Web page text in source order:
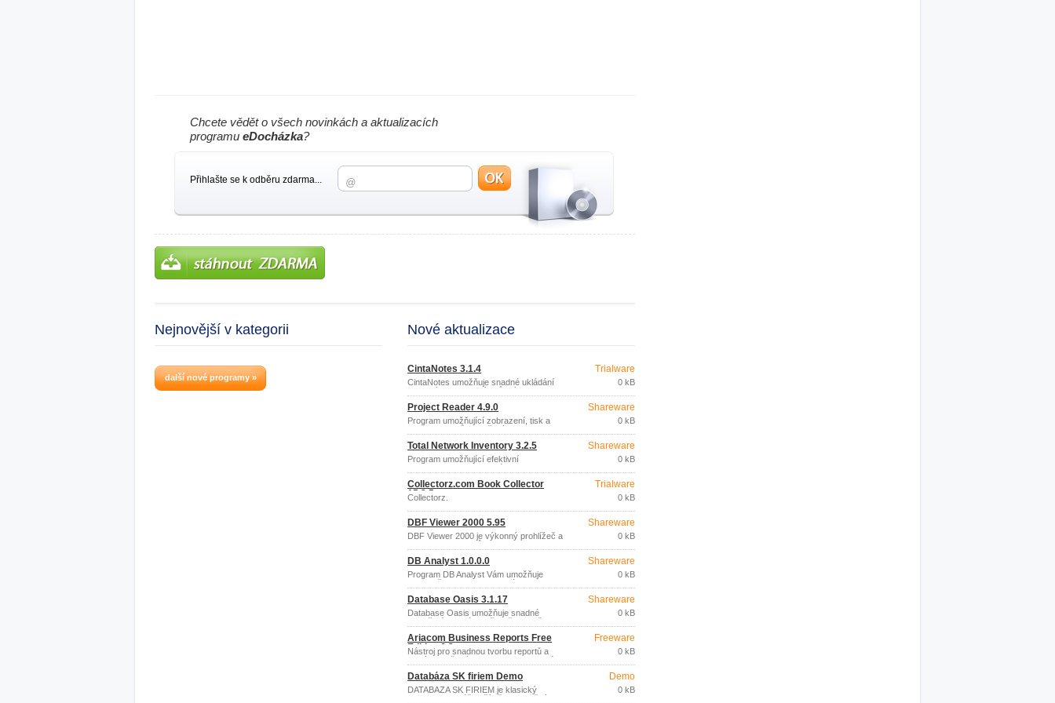
Chcete vědět o všech novinkách a aktualizacích
programu eDocházka?
Přihlašte se k odběru zdarma...
Nejnovější v kategorii
další nové programy »
Nové aktualizace
CintaNotes 3.1.4
CintaNotes umožňuje snadné ukládání
vybraných informací z různých
dokumentů a webových stránek.
Trialware
0 kB
Project Reader 4.9.0
Program umožňující zobrazení, tisk a
export projektů vytvořených v aplikaci
Microsoft Project a uložených ve formátu
MPP, MPT, XML nebo databáze (Access,
SQL Server, Oracle), bez potřeby
instalace MS Project.
Shareware
0 kB
Total Network Inventory 3.2.5
Program umožňující efektivní
inventarizaci hardwarového a
softwarového vybavení počítačů v
sítích.
Shareware
0 kB
Collectorz.com Book Collector
15.3.5
Collectorz.
Trialware
0 kB
DBF Viewer 2000 5.95
DBF Viewer 2000 je výkonný prohlížeč a
editor DBF souborů (Clipper, dBase,
FoxBase, Foxpro, Visual Foxpro, Visual
DBase, VO, DB2K, atd.
Shareware
0 kB
DB Analyst 1.0.0.0
Program DB Analyst Vám umožňuje
jednoduše navrhnout databázi a
analyzovat data, podle Vašich představ,
bez nutnosti znalosti programovacího
jazyka.
Shareware
0 kB
Database Oasis 3.1.17
Database Oasis umožňuje snadné
vytvoření databáze, přesně dle vašich
potřeb, pro přehledné ukládání všech
osobních i firemních informací na jednom
místě v počítači.
Shareware
0 kB
Ariacom Business Reports Free
Edition 6.2a
Nástroj pro snadnou tvorbu reportů a
analýz založených na datech libovolné
SQL relační databáze.
Freeware
0 kB
Databáza SK firiem Demo
DATABÁZA SK FIRIEM je klasický
program pre Váš počítač s operačným
Demo
0 kB